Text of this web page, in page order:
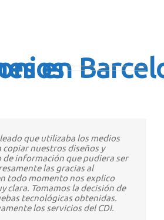
en
que utilizaba los medios
nuestros diseños y
información que pudiera ser
las gracias al
todo momento nos explico
clara. Tomamos la decisión de
tecnológicas obtenidas.
los servicios del CDI.